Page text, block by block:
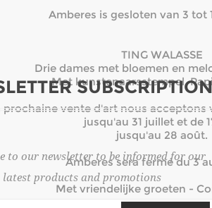
Amberes is gesloten van 3 tot
TING WALASSE
Drie dames met bloemen en
Met kunstenaarsstempel.
prochaine vente d'art nous
jusqu'au 31 juillet et de
jusqu'au 28 août.
Amberes sera fermé du 3
Met vriendelijke groeten -
SUBSCRIPTION
to our newsletter to be informed for our
latest products and promotions